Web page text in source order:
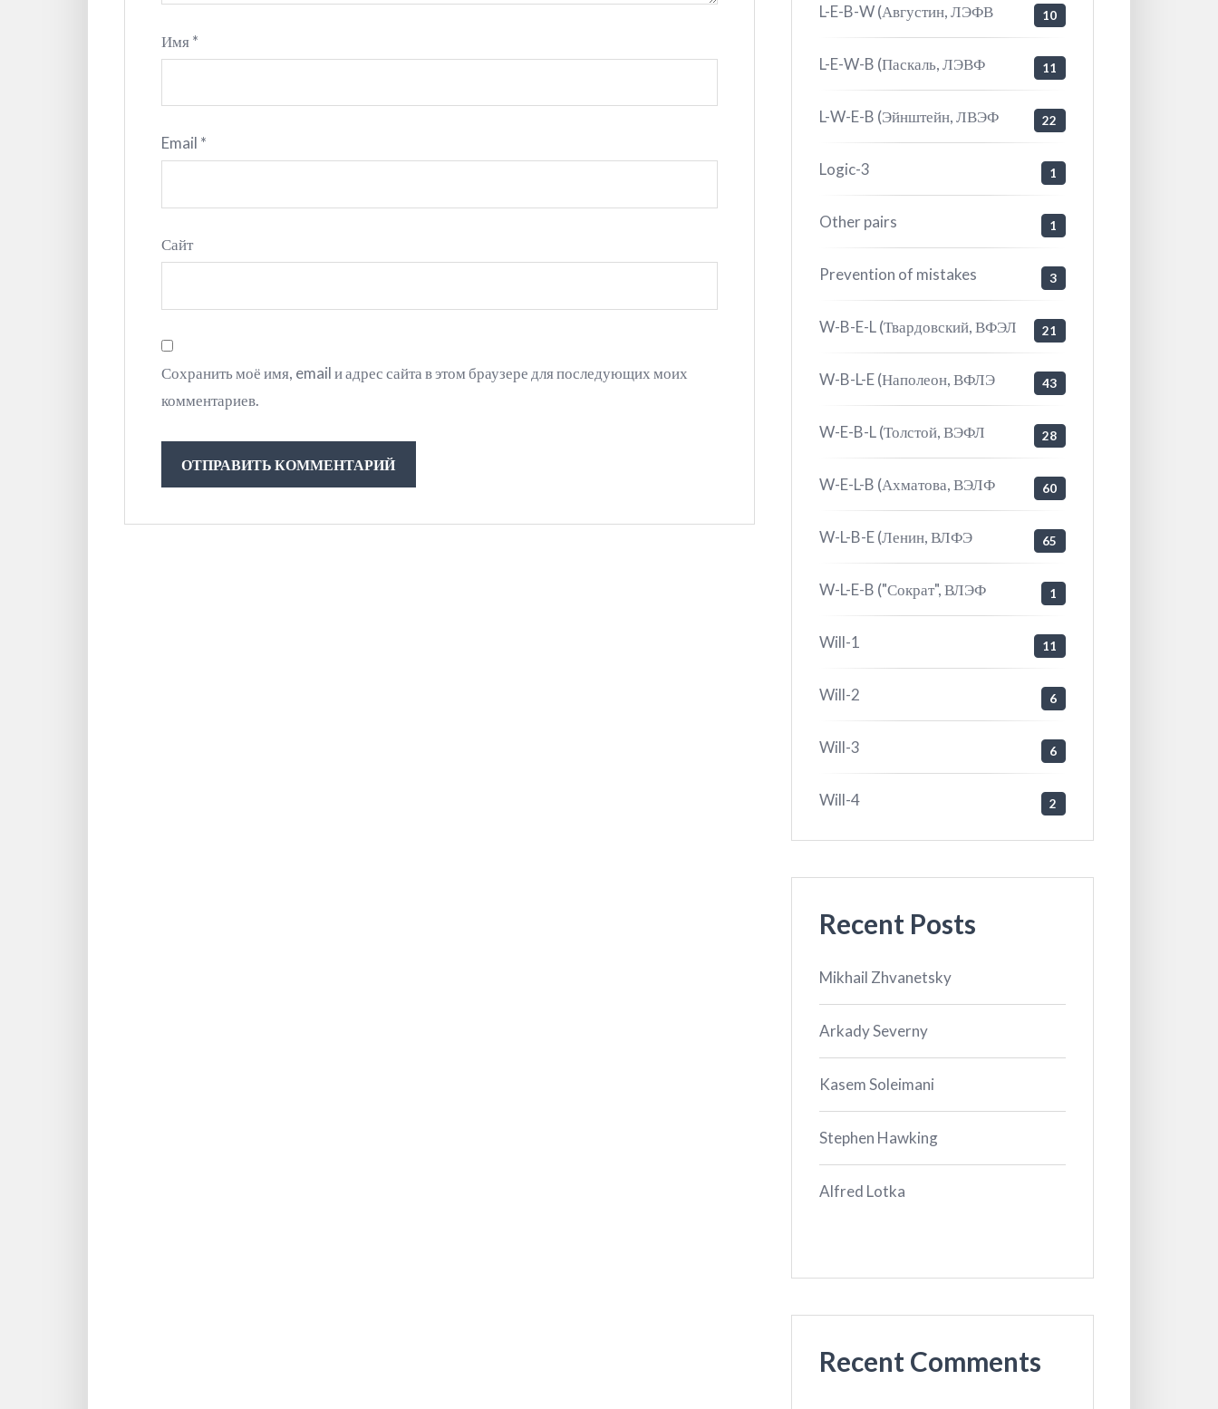
Имя*
Email *
Сайт
Сохранить моё имя, email и адрес сайта в этом браузере для последующих моих
комментариев.
L-E-B-W (Августин, ЛЭФВ 10
L-E-W-B (Паскаль, ЛЭВФ 11
L-W-E-B (Эйнштейн, ЛВЭФ 22
Logic-3 1
Other pairs 1
Prevention of mistakes 3
W-B-E-L (Твардовский, ВФЭЛ 21
W-B-L-E (Наполеон, ВФЛЭ 43
W-E-B-L (Толстой, ВЭФЛ 28
W-E-L-B (Ахматова, ВЭЛФ 60
W-L-B-E (Ленин, ВЛФЭ 65
W-L-E-B ("Сократ", ВЛЭФ 1
Will-1 11
Will-2 6
Will-3 6
Will-4 2
Recent Posts
Mikhail Zhvanetsky
Arkady Severny
Kasem Soleimani
Stephen Hawking
Alfred Lotka
Recent Comments